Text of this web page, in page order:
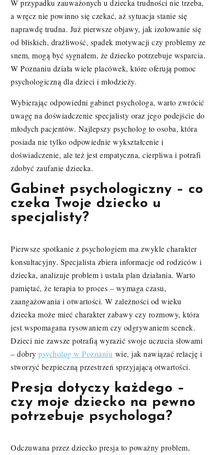
W przypadku zauważonych u dziecka trudności nie trzeba,
a wręcz nie powinno się czekać, aż sytuacja stanie się
naprawdę trudna. Już pierwsze objawy, jak izolowanie się
od bliskich, drażliwość, spadek motywacji czy problemy ze
snem, mogą być sygnałem, że dziecko potrzebuje wsparcia.
W Poznaniu działa wiele placówek, które oferują pomoc
psychologiczną dla dzieci i młodzieży.
Wybierając odpowiedni gabinet psychologa, warto zwrócić
uwagę na doświadczenie specjalisty oraz jego podejście do
młodych pacjentów. Najlepszy psycholog to osoba, która
posiada nie tylko odpowiednie wykształcenie i
doświadczenie, ale też jest empatyczna, cierpliwa i potrafi
zdobyć zaufanie dziecka.
Gabinet psychologiczny – co
czeka Twoje dziecko u
specjalisty?
Pierwsze spotkanie z psychologiem ma zwykle charakter
konsultacyjny. Specjalista zbiera informacje od rodziców i
dziecka, analizuje problem i ustala plan działania. Warto
pamiętać, że terapia to proces – wymaga czasu,
zaangażowania i otwartości. W zależności od wieku
dziecka może mieć charakter zabawy czy rozmowy, która
jest wspomagana rysowaniem czy odgrywaniem scenek.
Dzieci nie zawsze potrafią wyrazić swoje uczucia słowami
– dobrypsycholog w Poznaniu wie, jak nawiązać relację i
stworzyć bezpieczną przestrzeń sprzyjającą otwartości.
Presja dotyczy każdego –
czy moje dziecko na pewno
potrzebuje psychologa?
Odczuwana przez dziecko presja to poważny problem,